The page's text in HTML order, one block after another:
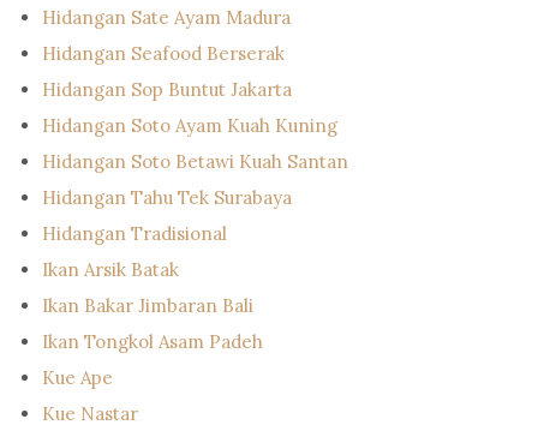
Hidangan Sate Ayam Madura
Hidangan Seafood Berserak
Hidangan Sop Buntut Jakarta
Hidangan Soto Ayam Kuah Kuning
Hidangan Soto Betawi Kuah Santan
Hidangan Tahu Tek Surabaya
Hidangan Tradisional
Ikan Arsik Batak
Ikan Bakar Jimbaran Bali
Ikan Tongkol Asam Padeh
Kue Ape
Kue Nastar